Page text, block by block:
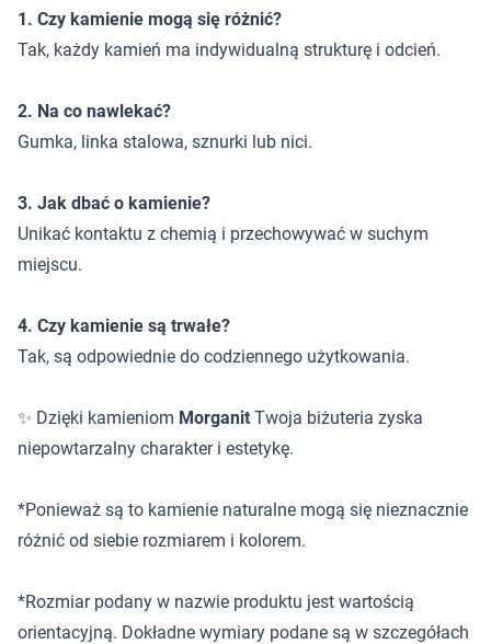
1. Czy kamienie mogą się różnić?
Tak, każdy kamień ma indywidualną strukturę i odcień.
2. Na co nawlekać?
Gumka, linka stalowa, sznurki lub nici.
3. Jak dbać o kamienie?
Unikać kontaktu z chemią i przechowywać w suchym
miejscu.
4. Czy kamienie są trwałe?
Tak, są odpowiednie do codziennego użytkowania.
✨ Dzięki kamieniom Morganit Twoja biżuteria zyska
niepowtarzalny charakter i estetykę.
*Ponieważ są to kamienie naturalne mogą się nieznacznie
różnić od siebie rozmiarem i kolorem.
*Rozmiar podany w nazwie produktu jest wartością
orientacyjną. Dokładne wymiary podane są w szczegółach